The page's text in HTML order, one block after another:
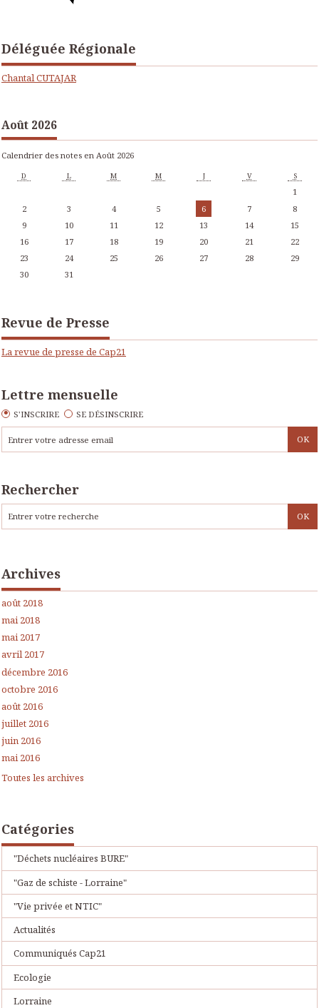
Déléguée Régionale
Chantal CUTAJAR
Août 2026
Calendrier des notes en Août 2026
D L M M J V S
1
2
3 4 5 6 7
8
9
10 11 12 13 14
15
16
17 18 19 20 21
22
23
24 25 26 27 28
29
30
31
Revue de Presse
La revue de presse de Cap21
Lettre mensuelle
S'INSCRIRE SE DÉSINSCRIRE
Rechercher
Archives
août 2018
mai 2018
mai 2017
avril 2017
décembre 2016
octobre 2016
août 2016
juillet 2016
juin 2016
mai 2016
Toutes les archives
Catégories
"Déchets nucléaires BURE"
"Gaz de schiste - Lorraine"
"Vie privée et NTIC"
Actualités
Communiqués Cap21
Ecologie
Lorraine